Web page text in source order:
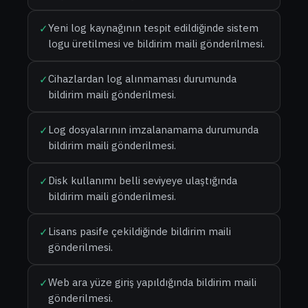
✓Yeni log kaynağının tespit edildiğinde sistem
logu üretilmesi ve bildirim maili gönderilmesi.
✓Cihazlardan log alınmaması durumunda
bildirim maili gönderilmesi.
✓ Log dosyalarının imzalanamama durumunda
bildirim maili gönderilmesi.
✓ Disk kullanımı belli seviyeye ulaştığında
bildirim maili gönderilmesi.
✓ Lisans pasife çekildiğinde bildirim maili
gönderilmesi.
✓Web ara yüze giriş yapıldığında bildirim maili
gönderilmesi.